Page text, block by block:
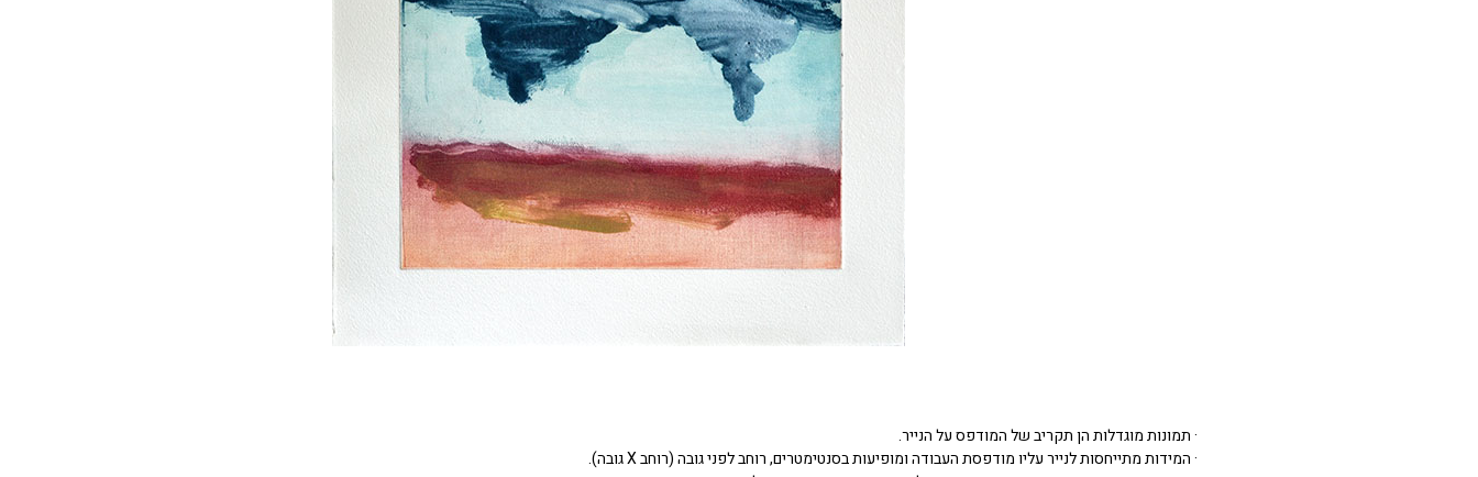
· תמונות מוגדלות הן תקריב של המודפס על הנייר.
· המידות מתייחסות לנייר עליו מודפסת העבודה ומופיעות בסנטימטרים, רוחב לפני גובה (רוחב X גובה).